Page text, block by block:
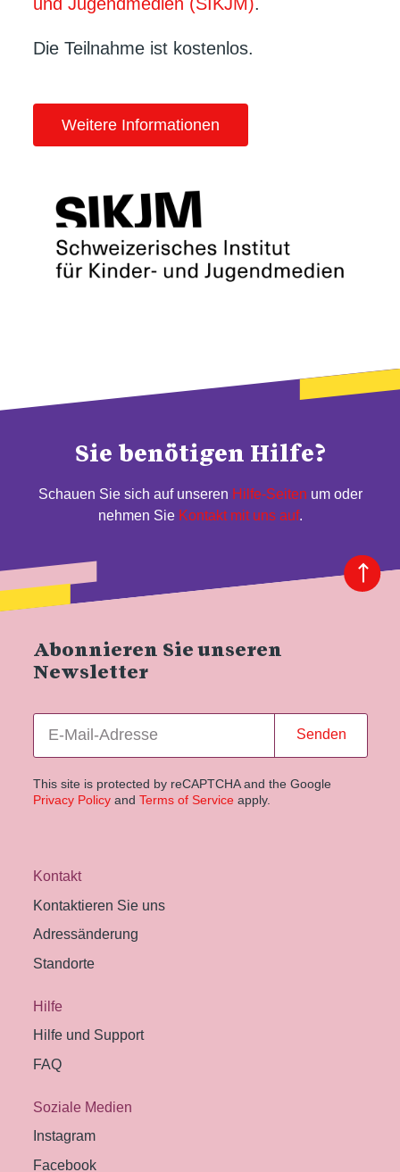
Die Teilnahme ist kostenlos.
Weitere Informationen
Sie benötigen Hilfe?
Schauen Sie sich auf unseren Hilfe-Seiten um oder
nehmen Sie Kontakt mit uns auf.
Abonnieren Sie unseren
Newsletter
Senden
This site is protected by reCAPTCHA and the Google
Privacy Policyand Terms of Service apply.
Kontakt
Kontaktieren Sie uns
Adressänderung
Standorte
Hilfe
Hilfe und Support
FAQ
Soziale Medien
Instagram
Facebook